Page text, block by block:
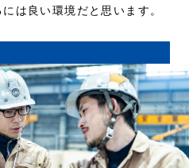
は良い環境だと思います。